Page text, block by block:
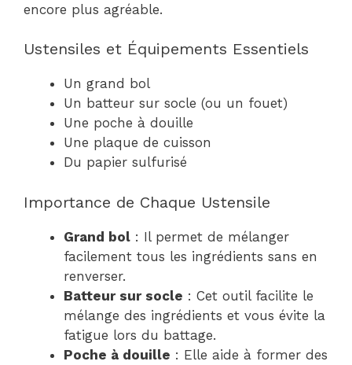
encore plus agréable.
Ustensiles et Équipements Essentiels
Un grand bol
Un batteur sur socle (ou un fouet)
Une poche à douille
Une plaque de cuisson
Du papier sulfurisé
Importance de Chaque Ustensile
Grand bol : Il permet de mélanger
facilement tous les ingrédients sans en
renverser.
Batteur sur socle : Cet outil facilite le
mélange des ingrédients et vous évite la
fatigue lors du battage.
Poche à douille : Elle aide à former des